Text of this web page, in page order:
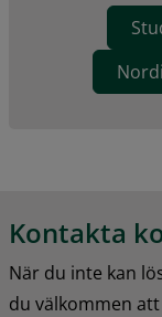
Kontakta
När du inte kan
du välkommen